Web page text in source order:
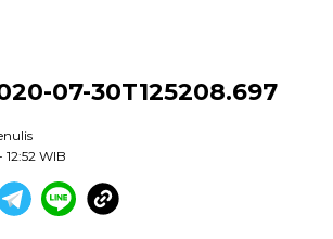
07-30T125208.697
12:52 WIB